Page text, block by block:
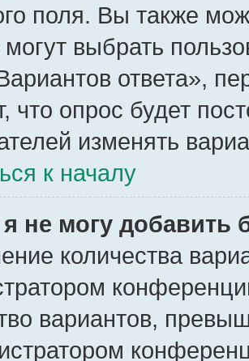
поля. Вы также
могут выбрать
ответа»,
что опрос будет
изменять
к началу
не могу добавить
количества
вариантов,